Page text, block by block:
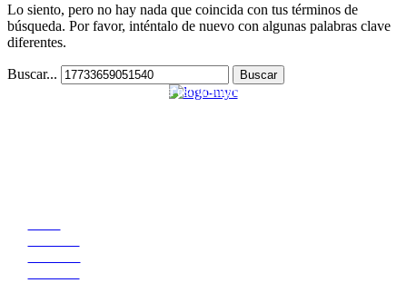
Lo siento, pero no hay nada que coincida con tus términos de
búsqueda. Por favor, inténtalo de nuevo con algunas palabras clave
diferentes.
Buscar...
Su aliado estratégico, para estructurar y potencializar proyectos